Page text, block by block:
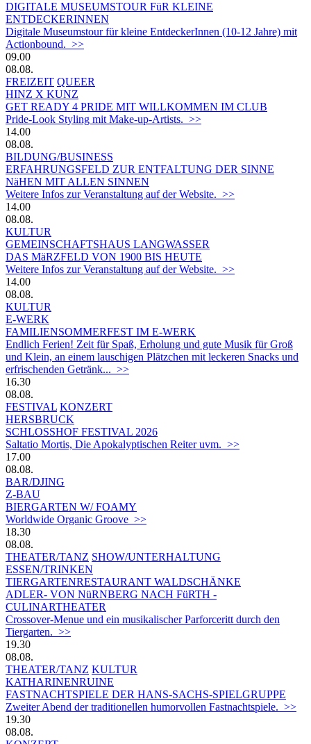
DIGITALE MUSEUMSTOUR FüR KLEINE
ENTDECKERINNEN
Digitale Museumstour für kleine EntdeckerInnen (10-12 Jahre) mit
Actionbound. >>
09.00
08.08.
FREIZEIT QUEER
HINZ X KUNZ
GET READY 4 PRIDE MIT WILLKOMMEN IM CLUB
Pride-Look Styling mit Make-up-Artists. >>
14.00
08.08.
BILDUNG/BUSINESS
ERFAHRUNGSFELD ZUR ENTFALTUNG DER SINNE
NäHEN MIT ALLEN SINNEN
Weitere Infos zur Veranstaltung auf der Website. >>
14.00
08.08.
KULTUR
GEMEINSCHAFTSHAUS LANGWASSER
DAS MäRZFELD VON 1900 BIS HEUTE
Weitere Infos zur Veranstaltung auf der Website. >>
14.00
08.08.
KULTUR
E-WERK
FAMILIENSOMMERFEST IM E-WERK
Endlich Ferien! Zeit für Spaß, Erholung und gute Musik für Groß
und Klein, an einem lauschigen Plätzchen mit leckeren Snacks und
erfrischenden Getränk... >>
16.30
08.08.
FESTIVAL KONZERT
HERSBRUCK
SCHLOSSHOF FESTIVAL 2026
Saltatio Mortis, Die Apokalyptischen Reiter uvm. >>
17.00
08.08.
BAR/DJING
Z-BAU
BIERGARTEN W/ FOAMY
Worldwide Organic Groove >>
18.30
08.08.
THEATER/TANZ SHOW/UNTERHALTUNG
ESSEN/TRINKEN
TIERGARTEN­RESTAURANT WALDSCHÄNKE
ADLER- VON NüRNBERG NACH FüRTH -
CULINARTHEATER
Crossover-Menue und ein musikalischer Parforceritt durch den
Tiergarten. >>
19.30
08.08.
THEATER/TANZ KULTUR
KATHARINENRUINE
FASTNACHTSPIELE DER HANS-SACHS-SPIELGRUPPE
Zweiter Abend der traditionellen humorvollen Fastnachtspiele. >>
19.30
08.08.